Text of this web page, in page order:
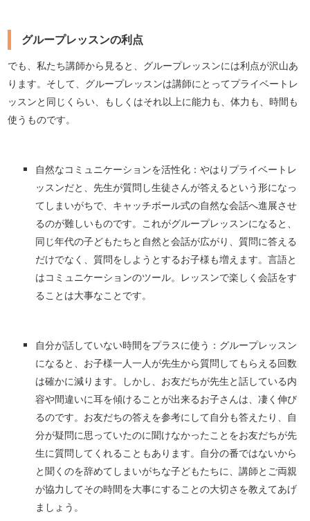
グループレッスンの利点
でも、私たち講師から見ると、グループレッスンには利点が沢山あ
ります。そして、グループレッスンは講師にとってプライベートレ
ッスンと同じくらい、もしくはそれ以上に能力も、体力も、時間も
使うものです。
自然なコミュニケーションを活性化：やはりプライベートレ
ッスンだと、先生が質問し生徒さんが答えるという形になっ
てしまいがちで、キャッチボール式の自然な会話へ進展させ
るのが難しいものです。これがグループレッスンになると、
同じ年代の子どもたちと自然と会話が広がり、質問に答える
だけでなく、質問をしようとするお子様も増えます。言語と
はコミュニケーションのツール。レッスンで楽しく会話をす
ることは大事なことです。
自分が話していない時間をプラスに使う：グループレッスン
になると、お子様一人一人が先生から質問してもらえる回数
は確かに減ります。しかし、お友だちが先生と話している内
容や間違いに耳を傾けることが出来るお子さんは、凄く伸び
るのです。お友だちの答えを参考にして自分も答えたり、自
分が疑問に思っていたのに聞けなかったことをお友だちが先
生に質問してくれることもあります。自分の番ではないから
と聞くのを辞めてしまいがちな子どもたちに、講師とご両親
が協力してその時間を大事にすることの大切さを教えてあげ
ましょう。